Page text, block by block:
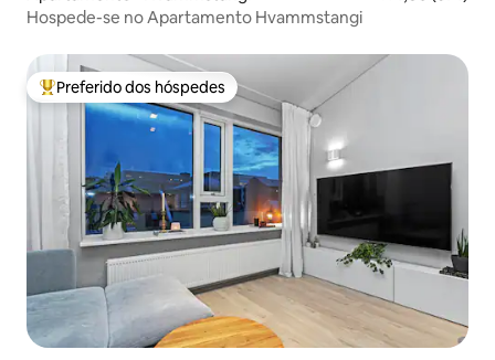
Hospede-se no Apartamento Hvammstangi
Entre os melhores preferidos dos hóspedes
Preferido dos hóspedes